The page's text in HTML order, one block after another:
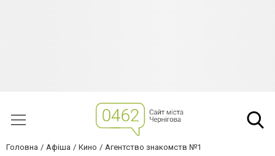
Головна Афіша Кино Агентство знакомств №1